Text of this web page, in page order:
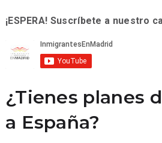
¡ESPERA! Suscríbete a nuestro
¿Tienes planes
a España?